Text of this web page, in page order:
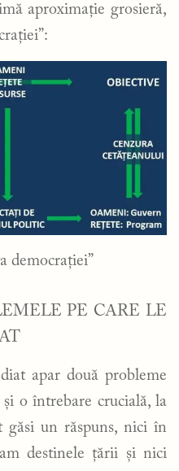
aproximație grosieră,
democrației”
PE CARE LE
apar două probleme
o întrebare crucială, la
un răspuns, nici în
destinele țării și nici